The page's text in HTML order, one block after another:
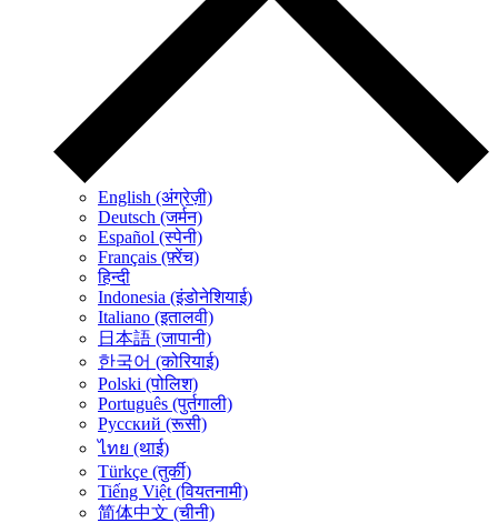
English (अंग्रेज़ी)
Deutsch (जर्मन)
Español (स्पेनी)
Français (फ़्रेंच)
हिन्दी
Indonesia (इंडोनेशियाई)
Italiano (इतालवी)
日本語 (जापानी)
한국어 (कोरियाई)
Polski (पोलिश)
Português (पुर्तगाली)
Русский (रूसी)
ไทย (थाई)
Türkçe (तुर्की)
Tiếng Việt (वियतनामी)
简体中文 (चीनी)